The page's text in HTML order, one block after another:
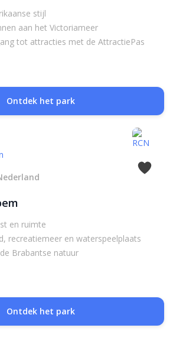
stijl
aan het Victoriameer
tot attracties met de AttractiePas
Ontdek het park
en ruimte
recreatiemeer en waterspeelplaats
Brabantse natuur
Ontdek het park